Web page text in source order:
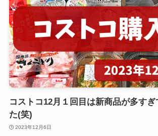
コストコ12月１回目は新商品が多す
た(笑)
2023年12月6日